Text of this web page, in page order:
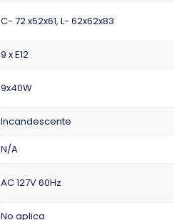
C- 72 x52x61, L- 62x62x83
9 x E12
9x40W
Incandescente
N/A
AC 127V 60Hz
No aplica